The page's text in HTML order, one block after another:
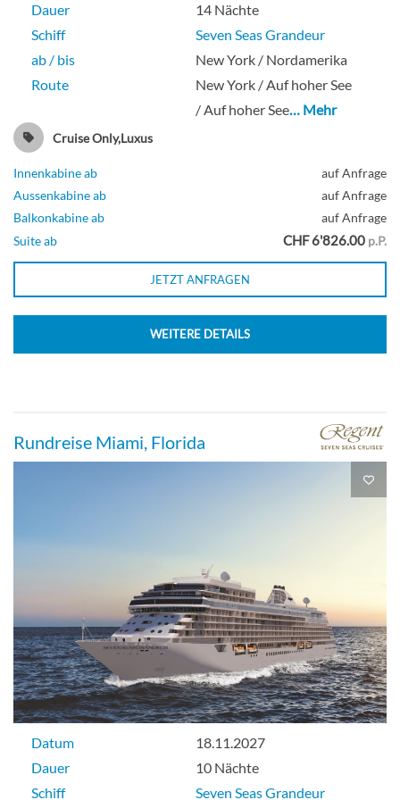
Dauer
14 Nächte
Schiff
Seven Seas Grandeur
ab / bis
New York / Nordamerika
Route
New York / Auf hoher See
/ Auf hoher See… Mehr
Cruise Only,Luxus
Innenkabine ab
auf Anfrage
Aussenkabine ab
auf Anfrage
Balkonkabine ab
auf Anfrage
Suite ab
CHF 6'826.00 p.P.
JETZT ANFRAGEN
WEITERE DETAILS
Rundreise Miami, Florida
Datum
18.11.2027
Dauer
10 Nächte
Schiff
Seven Seas Grandeur